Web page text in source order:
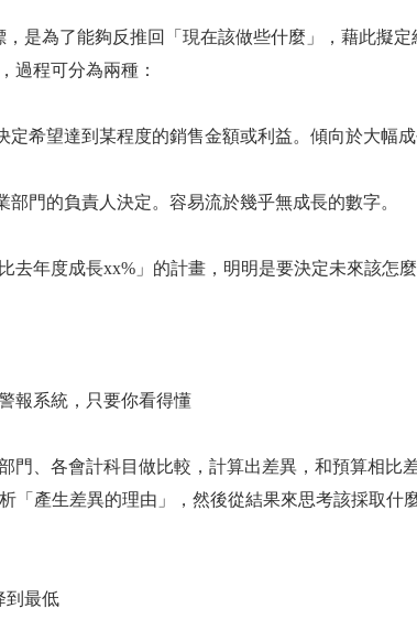
為了能夠反推回「現在該做些什麼」，藉此擬定
過程可分為兩種：
希望達到某程度的銷售金額或利益。傾向於大幅成
門的負責人決定。容易流於幾乎無成長的數字。
度成長xx%」的計畫，明明是要決定未來該怎麼
系統，只要你看得懂
、各會計科目做比較，計算出差異，和預算相比
「產生差異的理由」，然後從結果來思考該採取什
最低